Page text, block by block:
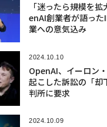
「迷ったら規模を
enAI創業者が語った
業への意気込み
2024.10.10
OpenAI、イーロン
起こした訴訟の「却
判所に要求
2024.10.09